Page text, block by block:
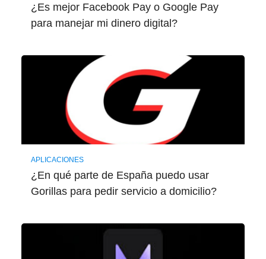
¿Es mejor Facebook Pay o Google Pay
para manejar mi dinero digital?
APLICACIONES
¿En qué parte de España puedo usar
Gorillas para pedir servicio a domicilio?